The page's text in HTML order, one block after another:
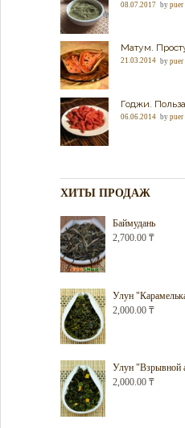
08.07.2017 by puer
Матум.
21.03.2014 by puer
Годжи.
06.06.2014 by puer
ХИТЫ ПРОДАЖ
Баймудань
2,700.00 ₸
Улун
2,000.00 ₸
Улун "Взрывной
2,000.00 ₸